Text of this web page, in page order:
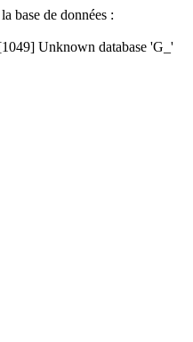
base de données :
Unknown database 'G_'